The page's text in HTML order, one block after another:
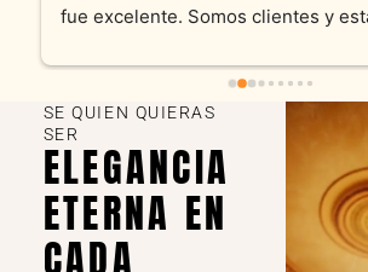
fue excelente. Somos clientes y
SE QUIEN QUIERAS
SER
ELEGANCIA
ETERNA EN
CADA